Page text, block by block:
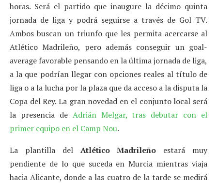
horas. Será el partido que inaugure la décimo quinta
jornada de liga y podrá seguirse a través de Gol TV.
Ambos buscan un triunfo que les permita acercarse al
Atlético Madrileño, pero además conseguir un goal-
average favorable pensando en la última jornada de liga,
a la que podrían llegar con opciones reales al título de
liga o a la lucha por la plaza que da acceso a la disputa la
Copa del Rey. La gran novedad en el conjunto local será
la presencia de Adrián Melgar, tras debutar con el
primer equipo en el Camp Nou.
La plantilla del Atlético Madrileño estará muy
pendiente de lo que suceda en Murcia mientras viaja
hacia Alicante, donde a las cuatro de la tarde se medirá